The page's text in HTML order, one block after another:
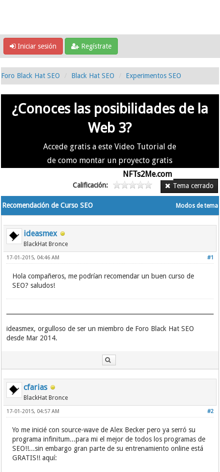
Iniciar sesión Regístrate
Foro Black Hat SEO Black Hat SEO Experimentos SEO
¿Conoces las posibilidades de la
Web 3?
Accede gratis a este Video Tutorial de
de como montar un proyecto gratis
NFTs2Me.com
Tema cerrado
Calificación:
Modos de tema
Recomendación de Curso SEO
ideasmex
BlackHat Bronce
#1
17-01-2015, 04:46 AM
Hola compañeros, me podrían recomendar un buen curso de
SEO? saludos!
ideasmex, orgulloso de ser un miembro de Foro Black Hat SEO
desde Mar 2014.
cfarias
BlackHat Bronce
#2
17-01-2015, 04:57 AM
Yo me inicié con source-wave de Alex Becker pero ya serró su
programa infinitum...para mi el mejor de todos los programas de
SEO!!...sin embargo gran parte de su entrenamiento online está
GRATIS!! aquí: